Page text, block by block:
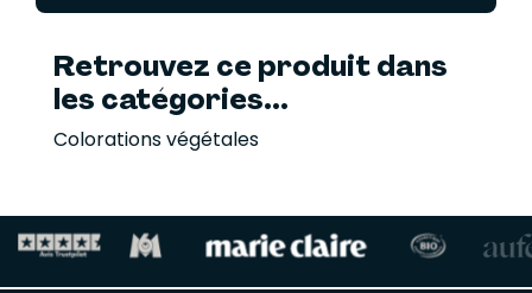
Retrouvez ce produit dans
les catégories...
Colorations végétales